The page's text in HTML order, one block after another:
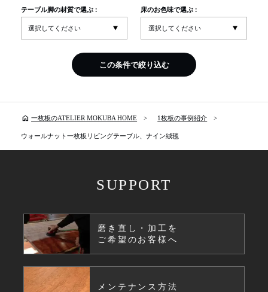
テーブル脚の材質で選ぶ : 床のお色味で選ぶ :
この条件で絞り込む
home 一枚板のATELIER MOKUBA HOME 1枚板の事例紹介
ウォールナット一枚板リビングテーブル、ナイン絨毯
SUPPORT
磨き直し・加工を
ご希望のお客様へ
メンテナンス方法